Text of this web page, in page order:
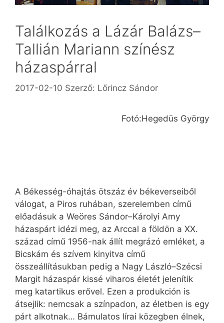
Találkozás a Lázár Balázs–
Tallián Mariann színész
házaspárral
2017-02-10 Szerző: Lőrincz Sándor
Fotó:Hegedüs György
A Békesség-óhajtás ötszáz év békeverseiből
válogat, a Piros ruhában, szerelemben című
előadásuk a Weöres Sándor–Károlyi Amy
házaspárt idézi meg, az Arccal a földön a XX.
század című 1956-nak állít megrázó emléket, a
Bicskám és szívem kinyitva című
összeállításukban pedig a Nagy László–Szécsi
Margit házaspár kissé viharos életét jelenítik
meg katartikus erővel. Ezen a produkción is
átsejlik: nemcsak a színpadon, az életben is egy
párt alkotnak… Bámulatos lírai közegben élnek,